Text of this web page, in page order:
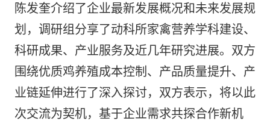
陈发奎介绍了企业最新发展概况和未来发展规
划，调研组分享了动科所家禽营养学科建设、
科研成果、产业服务及近几年研究进展。双方
围绕优质鸡养殖成本控制、产品质量提升、产
业链延伸进行了深入探讨，双方表示，将以此
次交流为契机，基于企业需求共探合作新机